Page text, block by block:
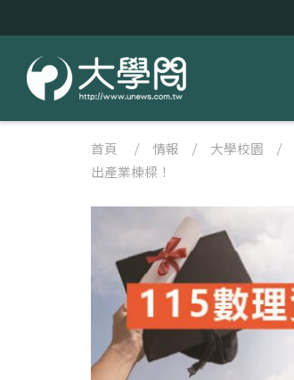
首頁 / 情報 / 大學校園 /
出產業棟樑！